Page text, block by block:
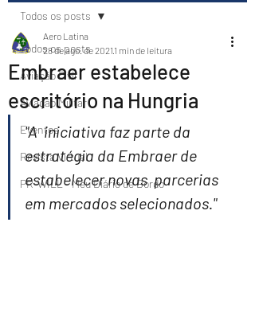
Todos os posts
Aviação Civil
Aviação Militar
Eventos
Revista Virtual
PR-WILL - Meu Diário de Bordo
Todos os posts
Embraer estabelece
escritório na Hungria
Aero Latina
28 de ago. de 2021 1 min de leitura
"A  iniciativa faz parte da
estratégia da Embraer de
estabelecer novas  parcerias
em mercados selecionados."